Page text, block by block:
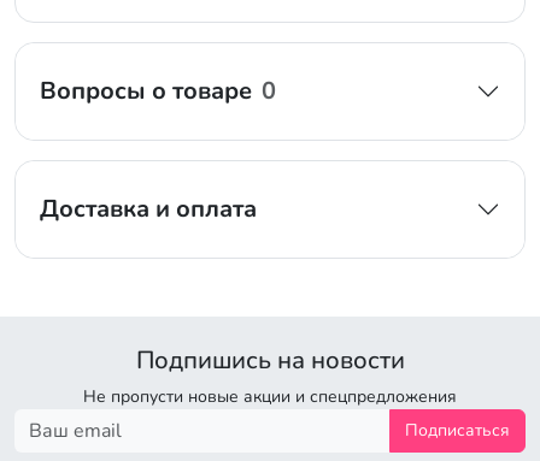
Вопросы о товаре 0
Доставка и оплата
Подпишись на новости
Не пропусти новые акции и спецпредложения
Подписаться